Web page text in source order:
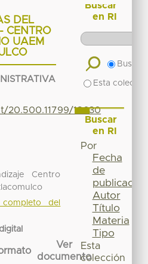
DEL
CENTRO
UAEM
20.500.11799/18630
Centro
del
Ver
documento
Buscar
en RI
Buscar
Esta
Buscar
en RI
Por
Fecha
de
publicación
Autor
Título
Materia
Tipo
Esta
colección